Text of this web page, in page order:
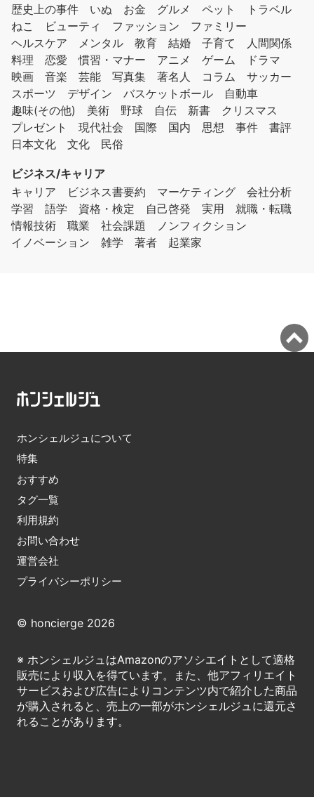
歴史上の事件
いぬ お金 グルメ ペット
トラベル
ねこ
ビューティ ファッション
ファミリー
ヘルスケア
メンタル 教育 結婚 子育て
人間関係
料理
恋愛 慣習・マナー アニメ ゲーム
ドラマ
映画
音楽 芸能 写真集 著名人 コラム
サッカー
スポーツ
デザイン バスケットボール
自動車
趣味(その他)
美術 野球 自伝 新書
クリスマス
プレゼント
現代社会 国際 国内 思想 事件
書評
日本文化
文化 民俗
ビジネス/キャリア
キャリア
ビジネス書要約 マーケティング
会社分析
学習
語学 資格・検定 自己啓発 実用
就職・転職
情報技術
職業 社会課題
ノンフィクション
イノベーション
雑学 著者 起業家
ホンシェルジュについて
特集
おすすめ
タグ一覧
利用規約
お問い合わせ
運営会社
プライバシーポリシー
© honcierge 2026
※ ホンシェルジュはAmazonのアソシエイトとして適格
販売により収入を得ています。また、他アフィリエイト
サービスおよび広告によりコンテンツ内で紹介した商品
が購入されると、売上の一部がホンシェルジュに還元さ
れることがあります。